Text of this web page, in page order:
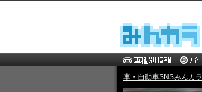
車・自動車SNSみんカラ